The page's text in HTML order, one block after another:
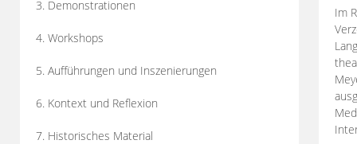
3. Demonstrationen
4. Workshops
5. Aufführungen und Inszenierungen
6. Kontext und Reflexion
7. Historisches Material
Im